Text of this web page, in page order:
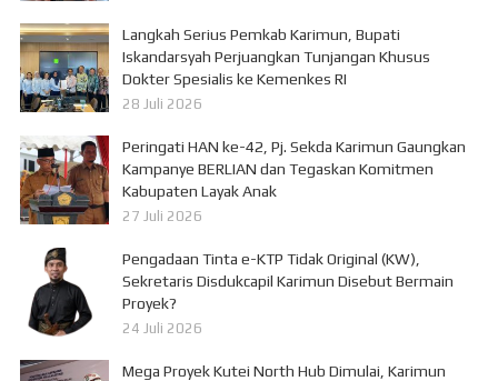
Langkah Serius Pemkab Karimun, Bupati
Iskandarsyah Perjuangkan Tunjangan Khusus
Dokter Spesialis ke Kemenkes RI
28 Juli 2026
Peringati HAN ke-42, Pj. Sekda Karimun Gaungkan
Kampanye BERLIAN dan Tegaskan Komitmen
Kabupaten Layak Anak
27 Juli 2026
Pengadaan Tinta e-KTP Tidak Original (KW),
Sekretaris Disdukcapil Karimun Disebut Bermain
Proyek?
24 Juli 2026
Mega Proyek Kutei North Hub Dimulai, Karimun